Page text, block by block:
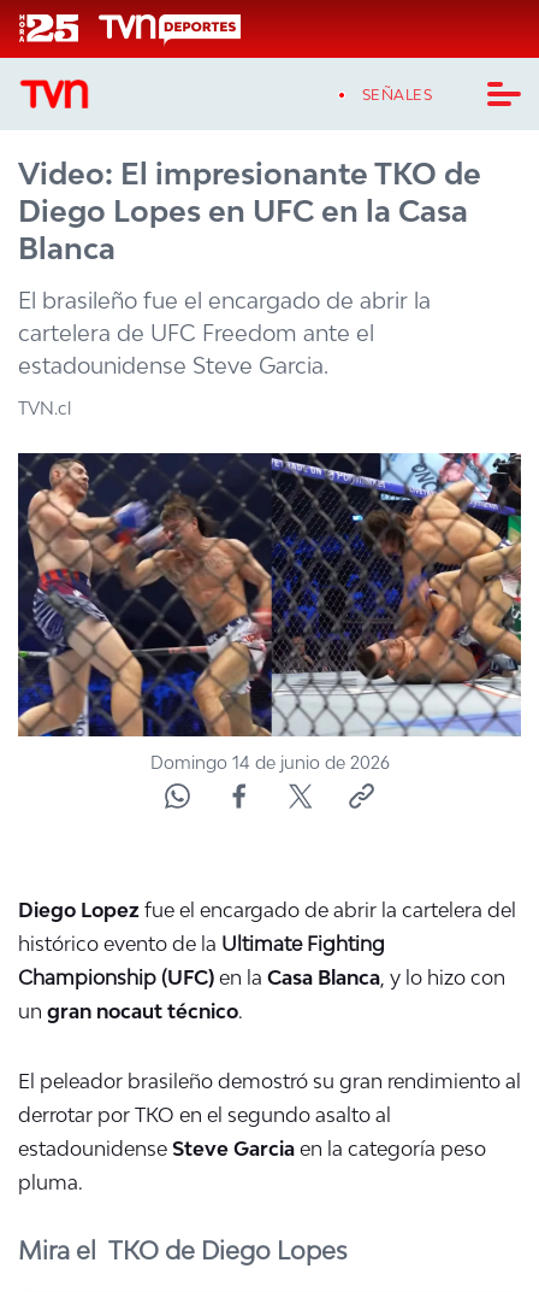
Click acá para ir directamente al contenido
SEÑALES
CASTING MASTERCHEF CHILE
CASTING TVN VERTICAL
TVN VERTICAL
TVN PLAY
PROGRAMAS
TELESERIES
NTV
ACTUALIDAD Y TENDENCIAS
CORPORATIVO Y TRANSPARENCIA
CANAL DE DENUNCIAS
ÁREA DE PROYECTOS
Video: El impresionante TKO de
Diego Lopes en UFC en la Casa
Blanca
El brasileño fue el encargado de abrir la
cartelera de UFC Freedom ante el
estadounidense Steve Garcia.
TVN.cl
Domingo 14 de junio de 2026
Diego Lopez fue el encargado de abrir la cartelera del
histórico evento de la Ultimate Fighting
Championship (UFC) en la Casa Blanca, y lo hizo con
un gran nocaut técnico.
El peleador brasileño demostró su gran rendimiento al
derrotar por TKO en el segundo asalto al
estadounidense Steve Garcia en la categoría peso
pluma.
Mira el TKO de Diego Lopes